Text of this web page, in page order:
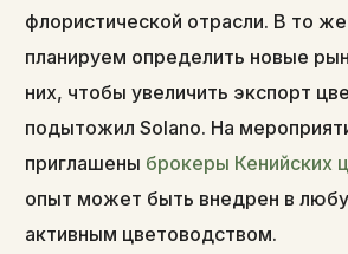
флористической отрасли. В то
планируем определить новые
них, чтобы увеличить экспорт
подытожил Solano. На
приглашены брокеры Кенийских
опыт может быть внедрен в
активным цветоводством.